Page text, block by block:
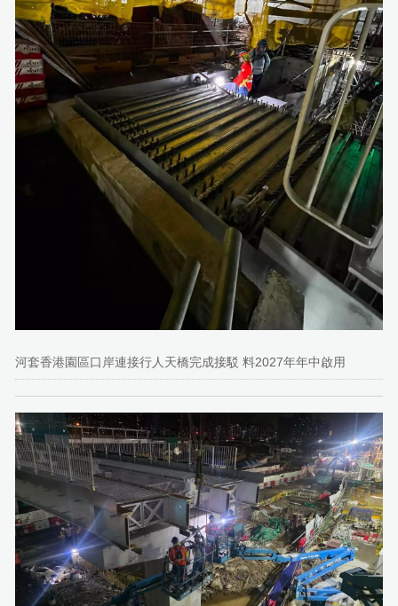
河套香港園區口岸連接行人天橋完成接駁 料2027年年中啟用